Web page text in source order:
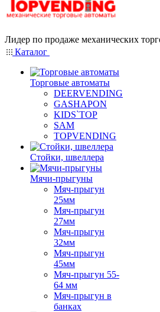
Лидер по продаже механических
Каталог
Торговые автоматы
DEERVENDING
GASHAPON
KIDS`TOP
SAM
TOPVENDING
Стойки, швеллера
Мячи-прыгуны
Мяч-прыгун
25мм
Мяч-прыгун
27мм
Мяч-прыгун
32мм
Мяч-прыгун
45мм
Мяч-прыгун 55-
64 мм
Мяч-прыгун в
банках